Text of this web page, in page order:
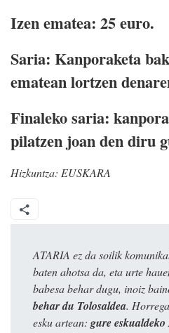
Izen ematea: 25 euro.
Saria: Kanporaketa
ematean lortzen
Finaleko saria:
pilatzen joan den diru
Hizkuntza: EUSKARA
ATARIA ez da soilik
baten ahotsa da, eta urte
babesa behar dugu, inoiz
behar du Tolosaldea.
esku artean: gure